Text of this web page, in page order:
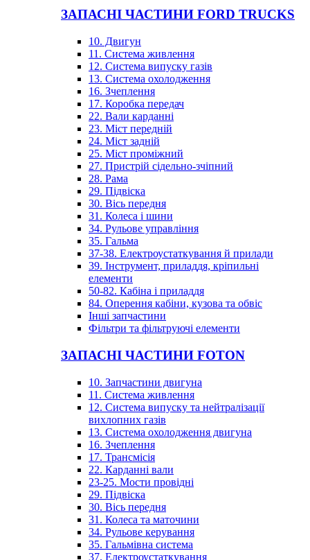
ЗАПАСНІ ЧАСТИНИ FORD TRUCKS
10. Двигун
11. Система живлення
12. Система випуску газів
13. Система охолодження
16. Зчеплення
17. Коробка передач
22. Вали карданні
23. Міст передній
24. Міст задній
25. Міст проміжний
27. Пристрій сідельно-зчіпний
28. Рама
29. Підвіска
30. Вісь передня
31. Колеса і шини
34. Рульове управління
35. Гальма
37-38. Електроустаткування й прилади
39. Інструмент, приладдя, кріпильні
елементи
50-82. Кабіна і приладдя
84. Оперення кабіни, кузова та обвіс
Інші запчастини
Фільтри та фільтруючі елементи
ЗАПАСНІ ЧАСТИНИ FOTON
10. Запчастини двигуна
11. Система живлення
12. Система випуску та нейтралізації
вихлопних газів
13. Система охолодження двигуна
16. Зчеплення
17. Трансмісія
22. Карданні вали
23-25. Мости провідні
29. Підвіска
30. Вісь передня
31. Колеса та маточини
34. Рульове керування
35. Гальмівна система
37. Електроустаткування